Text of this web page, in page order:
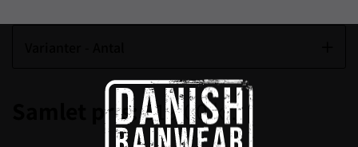
Samlet pris:519,00 kr.